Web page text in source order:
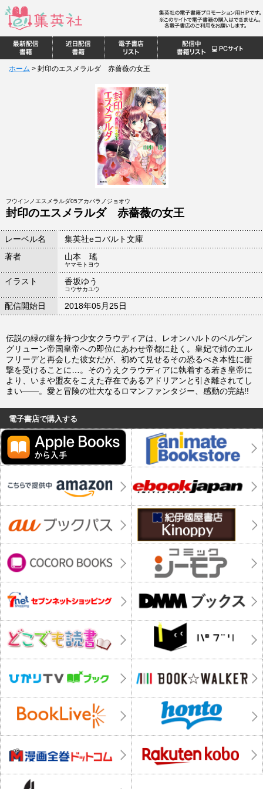
ホーム > 封印のエスメラルダ 赤薔薇の女王
フウインノエスメラルダ05アカバラノジョオウ
封印のエスメラルダ 赤薔薇の女王
レーベル名
集英社eコバルト文庫
著者
山本 瑤
ヤマモトヨウ
イラスト 香坂ゆう
コウサカユウ
配信開始日 2018年05月25日
伝説の緑の瞳を持つ少女クラウディアは、レオンハルトのベルゲン
グリューン帝国皇帝への即位にあわせ帝都に赴く。皇妃で姉のエル
フリーデと再会した彼女だが、初めて見せるその恐るべき本性に衝
撃を受けることに…。そのうえクラウディアに執着する若き皇帝に
より、いまや盟友をこえた存在であるアドリアンと引き離されてし
まい――。愛と冒険の壮大なるロマンファンタジー、感動の完結!!
電子書店で購入する